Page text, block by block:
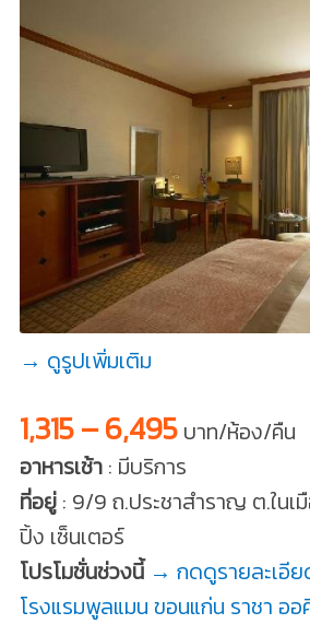
→ ดูรูปเพิ่มเติม
1,315 – 6,495บาท/ห้อง/คืน
อาหารเช้า: มีบริการ
ที่อยู่: 9/9 ถ.ประชาสำราญ ต.ในเ
ปิ้ง เซ็นเตอร์
โปรโมชั่นช่วงนี้ → กดดูรายละเอีย
โรงแรมพูลแมน ขอนแก่น ราชา อ